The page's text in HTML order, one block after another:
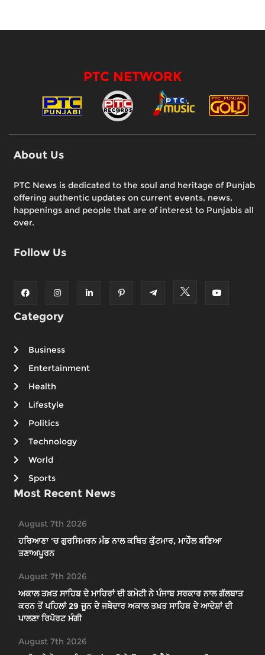
PTC NETWORK
About Us
PTC News is dedicated to the soul and heritage of Punjab
offering authentic updates on current events, news,
happenings and people that are of interest to Punjabis all
over.
Follow Us
Category
Business
Entertainment
Health
Lifestyle
Politics
Technology
World
Sports
Most Recent News
August 7th 2026
ਹਰਿਆਣਾ 'ਚ ਗੁਰਸਿਮਰਨ ਮੰਡ ਨਾਲ ਕਥਿਤ ਕੁੱਟਮਾਰ, ਮਾਹੌਲ ਬਣਿਆ
ਤਣਾਅਪੂਰਨ
August 7th 2026
ਅਕਾਲ ਤਖ਼ਤ ਸਾਹਿਬ ਦੇ ਮਾਹਿਰਾਂ ਦੀ ਕਮੇਟੀ ਨੇ ਪੰਜਾਬ ਸਰਕਾਰ ਨਾਲ ਗੱਲਬਾਤ
ਕਰਨ ਤੋਂ ਪਹਿਲਾਂ 29 ਜੂਨ ਦੇ ਜਥੇਦਾਰ ਅਕਾਲ ਤਖ਼ਤ ਸਾਹਿਬ ਦੇ ਆਦੇਸ਼ਾਂ ਦੀ
ਪਾਲਣਾ ਰਿਪੋਰਟ ਮੰਗੀ
August 7th 2026